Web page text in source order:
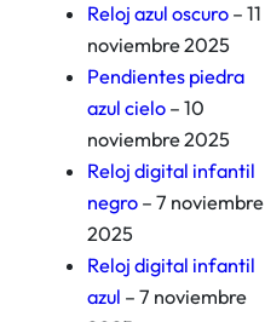
Reloj azul oscuro – 11
noviembre 2025
Pendientes piedra
azul cielo – 10
noviembre 2025
Reloj digital infantil
negro – 7 noviembre
2025
Reloj digital infantil
azul – 7 noviembre